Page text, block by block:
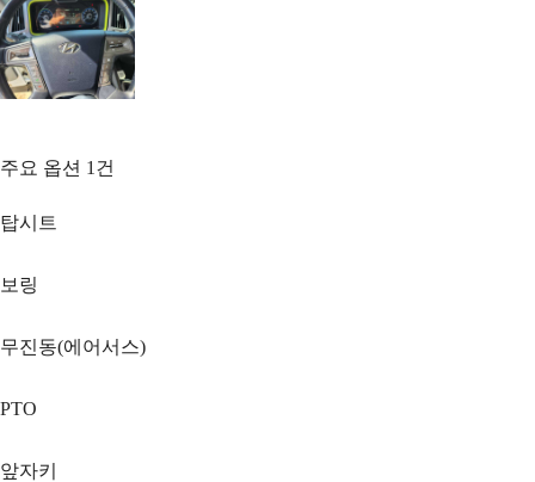
주요 옵션 1 건
탑시트
보링
무진동(에어서스)
PTO
앞자키